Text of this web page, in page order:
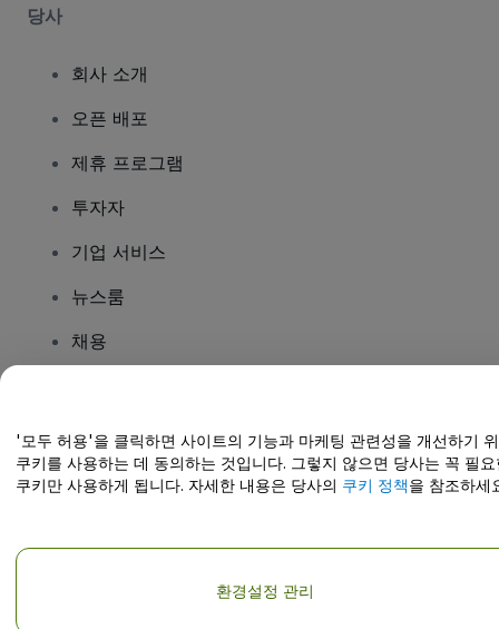
당사
회사 소개
오픈 배포
제휴 프로그램
투자자
기업 서비스
뉴스룸
채용
도움말 센터 / 문의하기
기업 세부 정보
'모두 허용'을 클릭하면 사이트의 기능과 마케팅 관련성을 개선하기
쿠키를 사용하는 데 동의하는 것입니다. 그렇지 않으면 당사는 꼭 필요
쿠키만 사용하게 됩니다. 자세한 내용은 당사의 쿠키 정책을 참조하세
환경설정 관리